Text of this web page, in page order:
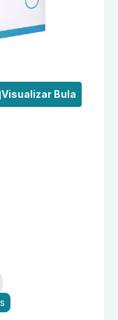
Visualizar Bula